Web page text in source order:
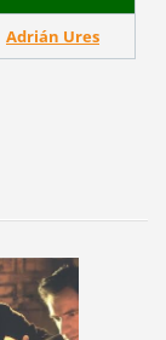
Adrián Ures